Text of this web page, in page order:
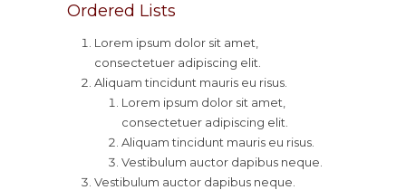
Ordered Lists
Lorem ipsum dolor sit amet,
consectetuer adipiscing elit.
Aliquam tincidunt mauris eu risus.
Lorem ipsum dolor sit amet,
consectetuer adipiscing elit.
Aliquam tincidunt mauris eu risus.
Vestibulum auctor dapibus neque.
Vestibulum auctor dapibus neque.